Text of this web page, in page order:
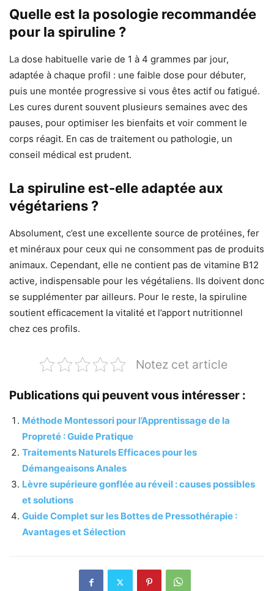
Quelle est la posologie recommandée
pour la spiruline ?
La dose habituelle varie de 1 à 4 grammes par jour,
adaptée à chaque profil : une faible dose pour débuter,
puis une montée progressive si vous êtes actif ou fatigué.
Les cures durent souvent plusieurs semaines avec des
pauses, pour optimiser les bienfaits et voir comment le
corps réagit. En cas de traitement ou pathologie, un
conseil médical est prudent.
La spiruline est-elle adaptée aux
végétariens ?
Absolument, c’est une excellente source de protéines, fer
et minéraux pour ceux qui ne consomment pas de produits
animaux. Cependant, elle ne contient pas de vitamine B12
active, indispensable pour les végétaliens. Ils doivent donc
se supplémenter par ailleurs. Pour le reste, la spiruline
soutient efficacement la vitalité et l’apport nutritionnel
chez ces profils.
Notez cet article
Publications qui peuvent vous intéresser :
Méthode Montessori pour l’Apprentissage de la
Propreté : Guide Pratique
Traitements Naturels Efficaces pour les
Démangeaisons Anales
Lèvre supérieure gonflée au réveil : causes possibles
et solutions
Guide Complet sur les Bottes de Pressothérapie :
Avantages et Sélection